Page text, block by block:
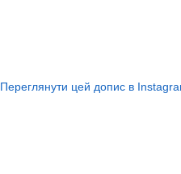
Переглянути цей допис в